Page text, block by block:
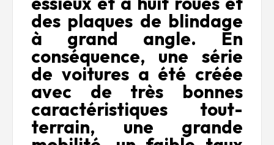
des plaques de blindage
à grand angle. En
conséquence, une série
de voitures a été créée
avec de très bonnes
caractéristiques tout-
terrain, une grande